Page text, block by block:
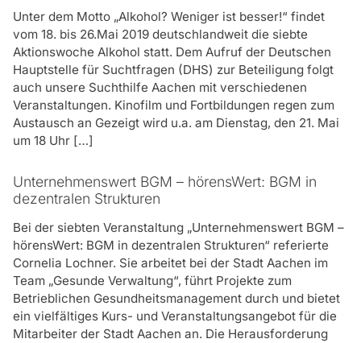
„Besonders gefallen hat mir die
Kompetenz der Kursleiter, die Intensität
des Lernens verknüpft mit einem hohen
Spaßfaktor in der Gruppe.“
Gerda Kuder, TU Braunschweig
Eine konkrete Auflistungen unserer Fortbildungs- und
Vortragsthemen finden Sie hier.
Sind Sie im Bereich der betrieblichen
Suchtprävention nur auf die Region Aachen
beschränkt?
Nein. Gerne unterbreiten wir auch Unternehmen
Sie uns einfach an.
Bieten Sie auch Fortbildungen auf Englisch an?
Auf Anfrage bieten wir auch Vorträge und Seminare
auf Englisch an. Sprechen Sie uns hierzu gerne an.
Unter dem Motto „Alkohol? Weniger ist besser!“ findet
vom 18. bis 26.Mai 2019 deutschlandweit die siebte
Aktionswoche Alkohol statt. Dem Aufruf der Deutschen
Hauptstelle für Suchtfragen (DHS) zur Beteiligung folgt
auch unsere Suchthilfe Aachen mit verschiedenen
Veranstaltungen. Kinofilm und Fortbildungen regen zum
Austausch an Gezeigt wird u.a. am Dienstag, den 21. Mai
um 18 Uhr […]
Unternehmenswert BGM – hörensWert: BGM in
dezentralen Strukturen
Bei der siebten Veranstaltung „Unternehmenswert BGM –
hörensWert: BGM in dezentralen Strukturen“ referierte
Cornelia Lochner. Sie arbeitet bei der Stadt Aachen im
Team „Gesunde Verwaltung“, führt Projekte zum
Betrieblichen Gesundheitsmanagement durch und bietet
ein vielfältiges Kurs- und Veranstaltungsangebot für die
Mitarbeiter der Stadt Aachen an. Die Herausforderung